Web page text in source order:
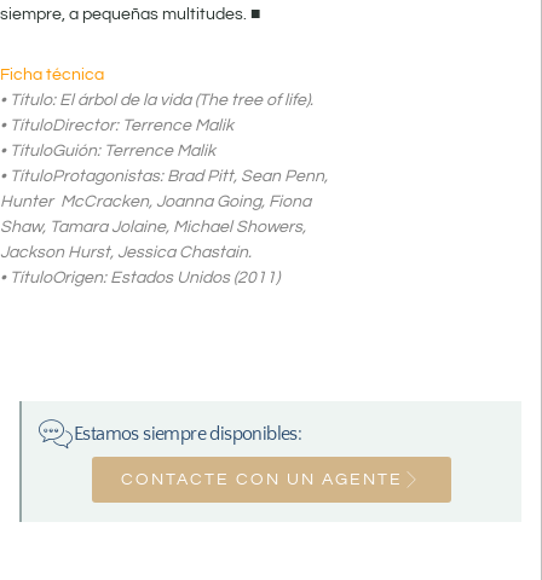
siempre, a pequeñas multitudes. ■
Ficha técnica
• Título: El árbol de la vida (The tree of life).
• TítuloDirector: Terrence Malik
• TítuloGuión: Terrence Malik
• TítuloProtagonistas: Brad Pitt, Sean Penn,
Hunter McCracken, Joanna Going, Fiona
Shaw, Tamara Jolaine, Michael Showers,
Jackson Hurst, Jessica Chastain.
• TítuloOrigen: Estados Unidos (2011)
Estamos siempre disponibles:
CONTACTE CON UN AGENTE